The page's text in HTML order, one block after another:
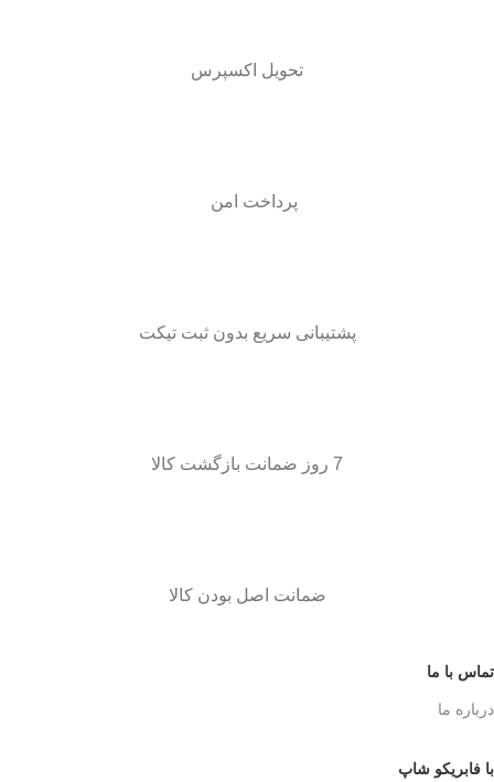
تحویل اکسپرس
پرداخت امن
پشتیبانی سریع بدون ثبت تیکت
7 روز ضمانت بازگشت کالا
ضمانت اصل بودن کالا
تماس با ما
درباره ما
با فابریکو شاپ